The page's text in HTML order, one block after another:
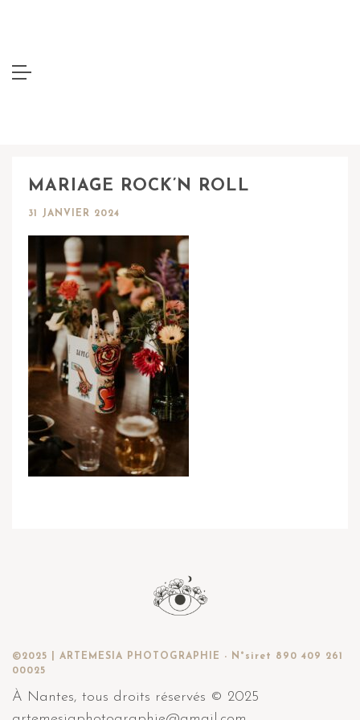
MARIAGE ROCK’N ROLL
31 JANVIER 2024
©2025 | ARTEMESIA PHOTOGRAPHIE - N°siret 890 409 261
00025
À Nantes, tous droits réservés © 2025